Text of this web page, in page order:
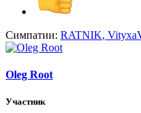
Симпатии: RATNIK,
Oleg Root
Участник